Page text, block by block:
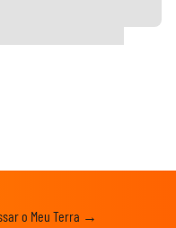
o Meu Terra →